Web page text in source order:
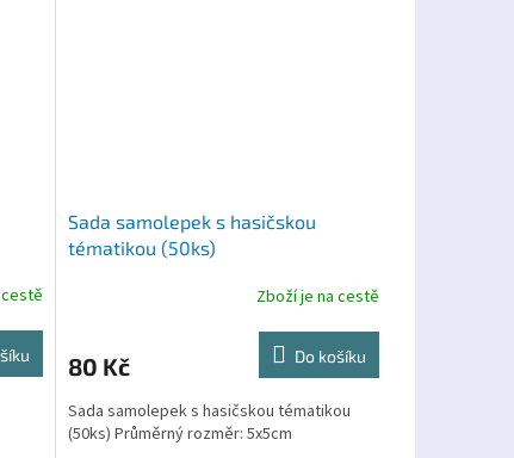
Sada samolepek s hasičskou
tématikou (50ks)
Zboží je na cestě
80 Kč Do košíku
Sada samolepek s hasičskou tématikou
(50ks) Průměrný rozměr: 5x5cm